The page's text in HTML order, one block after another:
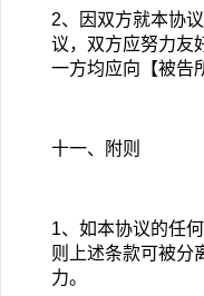
2、因双方就本协
议，双方应努力友
一方均应向【被告
十一、附则
1、如本协议的任
则上述条款可被分
力。